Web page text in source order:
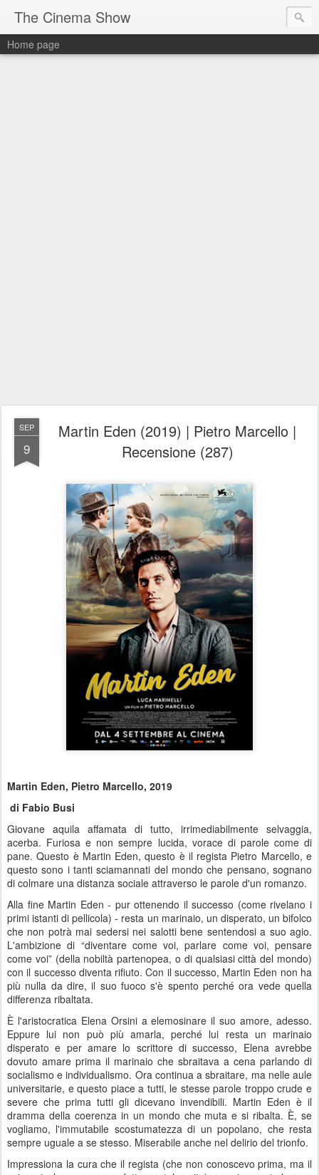
The Cinema Show
Home page
SEP
9
Martin Eden (2019) | Pietro Marcello |
Recensione (287)
Martin Eden, Pietro Marcello, 2019
di Fabio Busi
Giovane aquila affamata di tutto, irrimediabilmente selvaggia,
acerba. Furiosa e non sempre lucida, vorace di parole come di
pane. Questo è Martin Eden, questo è il regista Pietro Marcello, e
questo sono i tanti sciamannati del mondo che pensano, sognano
di colmare una distanza sociale attraverso le parole d'un romanzo.
Alla fine Martin Eden - pur ottenendo il successo (come rivelano i
primi istanti di pellicola) - resta un marinaio, un disperato, un bifolco
che non potrà mai sedersi nei salotti bene sentendosi a suo agio.
L'ambizione di “diventare come voi, parlare come voi, pensare
come voi” (della nobiltà partenopea, o di qualsiasi città del mondo)
con il successo diventa rifiuto. Con il successo, Martin Eden non ha
più nulla da dire, il suo fuoco s'è spento perché ora vede quella
differenza ribaltata.
È l'aristocratica Elena Orsini a elemosinare il suo amore, adesso.
Eppure lui non può più amarla, perché lui resta un marinaio
disperato e per amare lo scrittore di successo, Elena avrebbe
dovuto amare prima il marinaio che sbraitava a cena parlando di
socialismo e individualismo. Ora continua a sbraitare, ma nelle aule
universitarie, e questo piace a tutti, le stesse parole troppo crude e
severe che prima tutti gli dicevano invendibili. Martin Eden è il
dramma della coerenza in un mondo che muta e si ribalta. È, se
vogliamo, l'immutabile scostumatezza di un popolano, che resta
sempre uguale a se stesso. Miserabile anche nel delirio del trionfo.
Impressiona la cura che il regista (che non conoscevo prima, ma il